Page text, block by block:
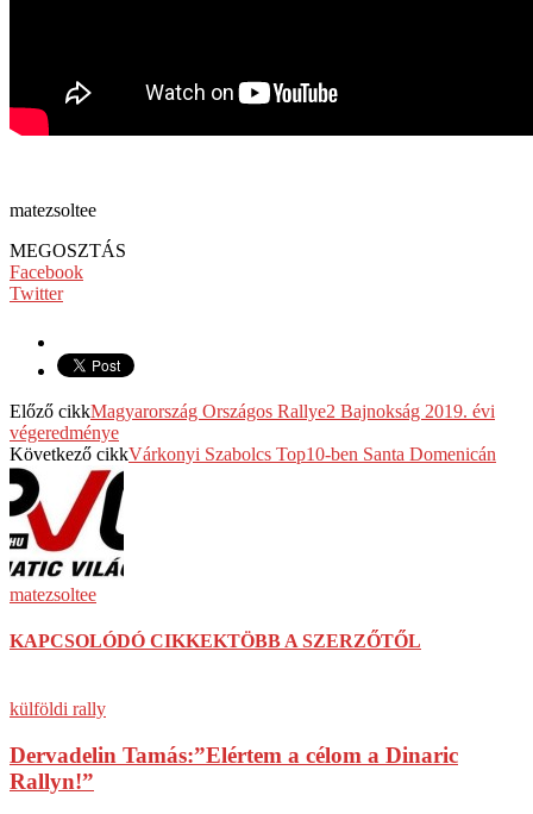
matezsoltee
MEGOSZTÁS
Facebook
Twitter
Előző cikkMagyarország Országos Rallye2 Bajnokság 2019. évi
végeredménye
Következő cikkVárkonyi Szabolcs Top10-ben Santa Domenicán
matezsoltee
KAPCSOLÓDÓ CIKKEKTÖBB A SZERZŐTŐL
külföldi rally
Dervadelin Tamás:”Elértem a célom a Dinaric
Rallyn!”